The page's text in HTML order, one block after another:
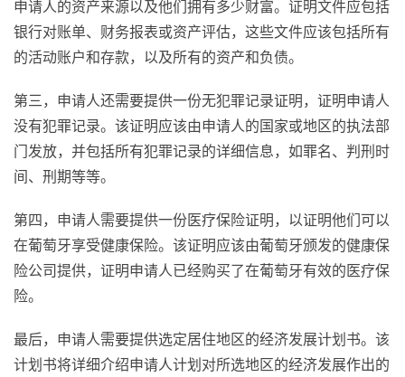
申请人的资产来源以及他们拥有多少财富。证明文件应包括
银行对账单、财务报表或资产评估，这些文件应该包括所有
的活动账户和存款，以及所有的资产和负债。
第三，申请人还需要提供一份无犯罪记录证明，证明申请人
没有犯罪记录。该证明应该由申请人的国家或地区的执法部
门发放，并包括所有犯罪记录的详细信息，如罪名、判刑时
间、刑期等等。
第四，申请人需要提供一份医疗保险证明，以证明他们可以
在葡萄牙享受健康保险。该证明应该由葡萄牙颁发的健康保
险公司提供，证明申请人已经购买了在葡萄牙有效的医疗保
险。
最后，申请人需要提供选定居住地区的经济发展计划书。该
计划书将详细介绍申请人计划对所选地区的经济发展作出的